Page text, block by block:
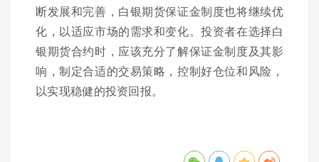
断发展和完善，白银期货保证金制度也将继续优
化，以适应市场的需求和变化。投资者在选择白
银期货合约时，应该充分了解保证金制度及其影
响，制定合适的交易策略，控制好仓位和风险，
以实现稳健的投资回报。